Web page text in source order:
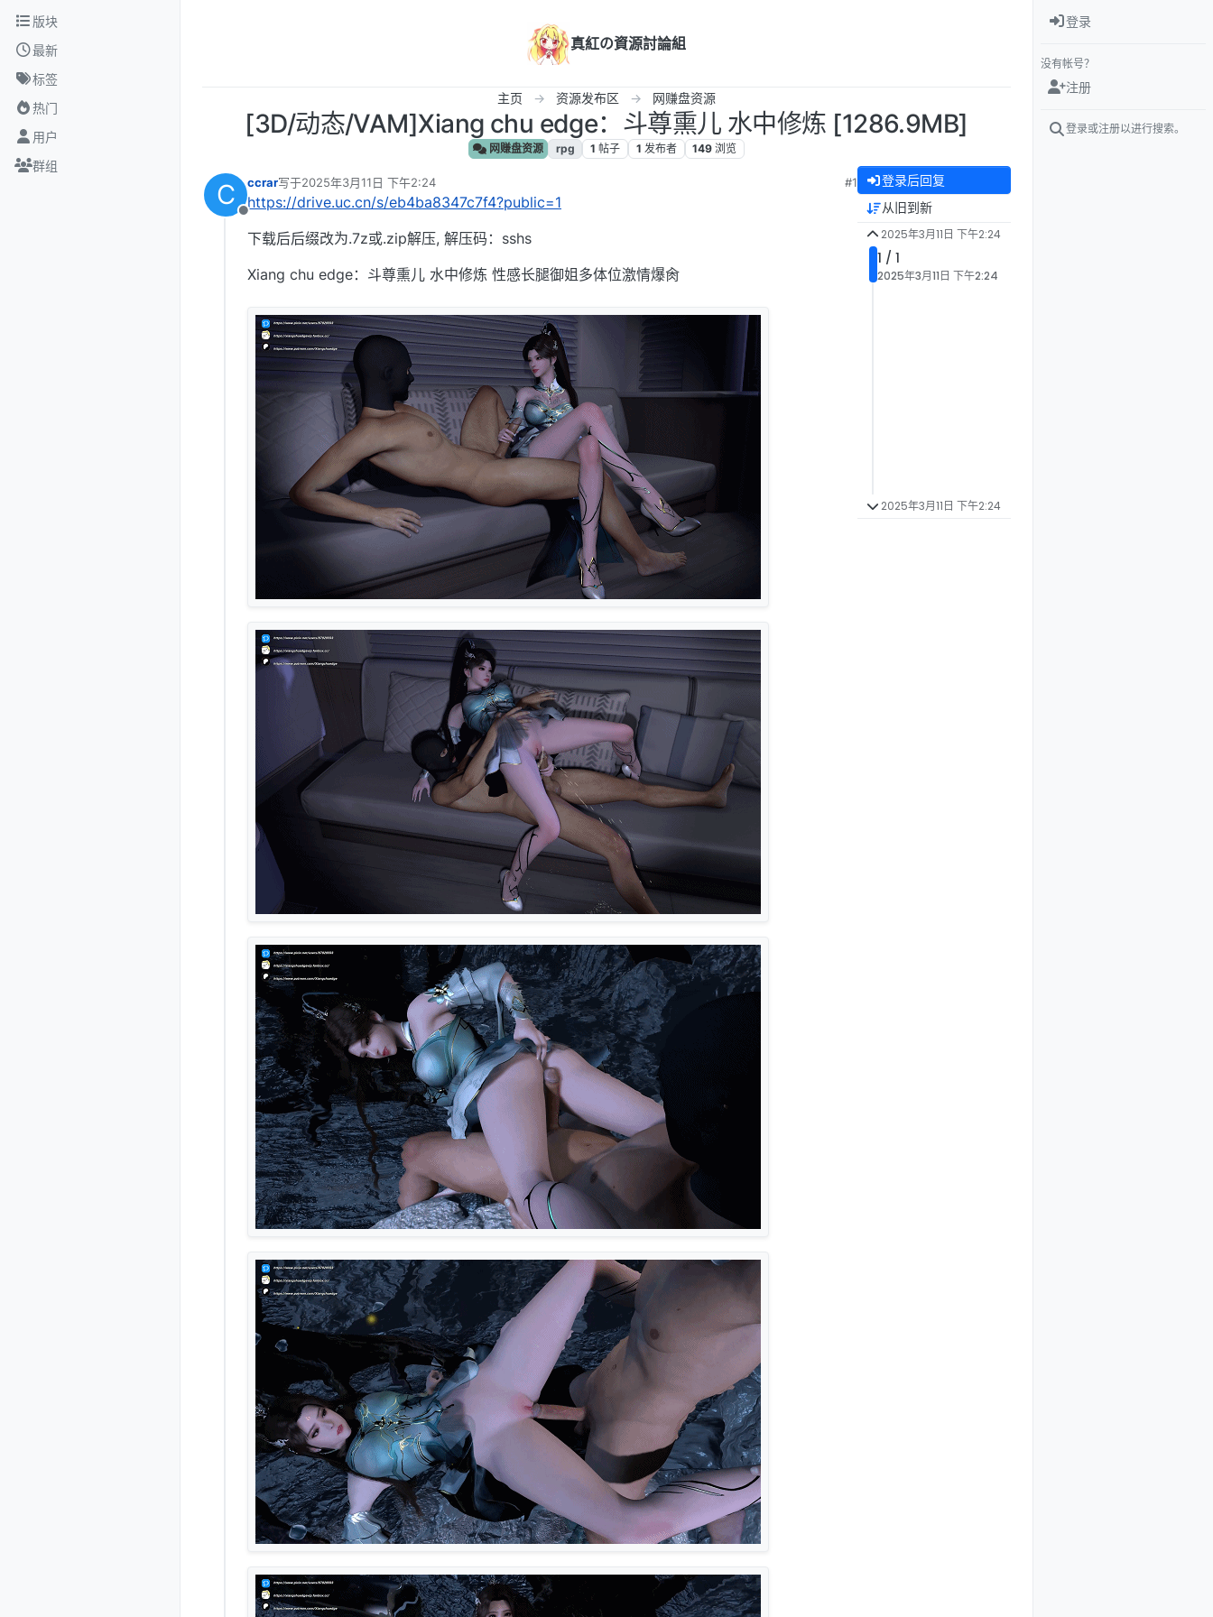
跳转至内容
版块
最新
标签
热门
用户
群组
真紅の資源討論組
主页 资源发布区 网赚盘资源
[3D/动态/VAM]Xiang chu edge：斗尊熏儿 水中修炼 [1286.9MB]
网赚盘资源 rpg 1 帖子 1 发布者 149 浏览
C
离线
ccrar写于2025年3月11日 下午2:24
最后由 编辑
#1
https://drive.uc.cn/s/eb4ba8347c7f4?public=1
下载后后缀改为.7z或.zip解压, 解压码：sshs
Xiang chu edge：斗尊熏儿 水中修炼 性感长腿御姐多体位激情爆肏
登录后回复
从旧到新
2025年3月11日 下午2:24
1 / 1
2025年3月11日 下午2:24
2025年3月11日 下午2:24
登录
没有帐号？
注册
登录或注册以进行搜索。